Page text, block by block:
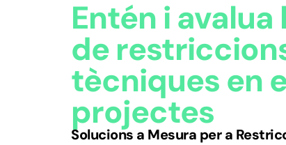
Entén i
de
tècniques en
projectes
Solucions a Mesura per a